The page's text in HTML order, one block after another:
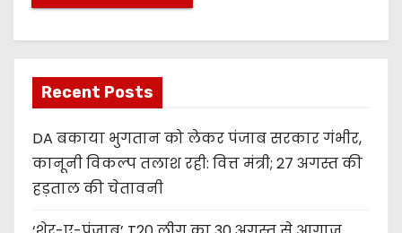
Recent Posts
DA बकाया भुगतान को लेकर पंजाब सरकार गंभीर,
कानूनी विकल्प तलाश रही: वित्त मंत्री; 27 अगस्त की
हड़ताल की चेतावनी